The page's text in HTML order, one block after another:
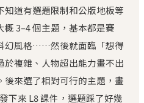
知道有選題限制和公版地板等
概 3–4 個主題，基本都是賽
幻風格……然後就面臨「想得
於複雜、人物超出能力畫不出
後來選了相對可行的主題，畫
下來 L8 課件，選題踩了好幾